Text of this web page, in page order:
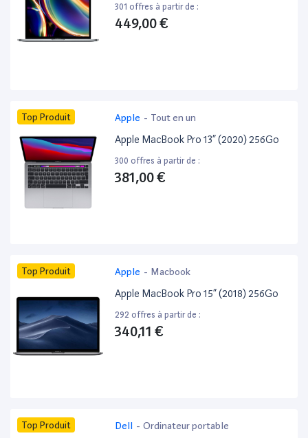
301 offres à partir de :
449,00 €
Top Produit Apple - Tout en un
Apple MacBook Pro 13” (2020) 256Go
300 offres à partir de :
381,00 €
Top Produit Apple - Macbook
Apple MacBook Pro 15” (2018) 256Go
292 offres à partir de :
340,11 €
Top Produit Dell - Ordinateur portable